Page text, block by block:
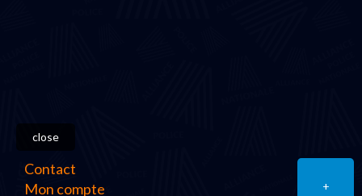
+
close
Contact
Mon compte